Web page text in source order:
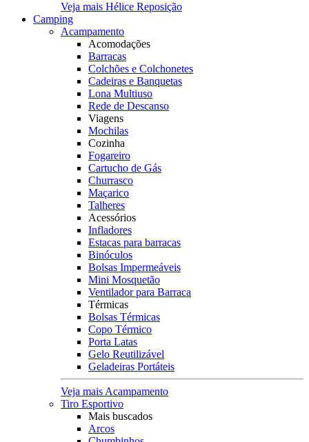
Veja mais Hélice Reposição
Camping
Acampamento
Acomodações
Barracas
Colchões e Colchonetes
Cadeiras e Banquetas
Lona Multiuso
Rede de Descanso
Viagens
Mochilas
Cozinha
Fogareiro
Cartucho de Gás
Churrasco
Maçarico
Talheres
Acessórios
Infladores
Estacas para barracas
Binóculos
Bolsas Impermeáveis
Mini Mosquetão
Ventilador para Barraca
Térmicas
Bolsas Térmicas
Copo Térmico
Porta Latas
Gelo Reutilizável
Geladeiras Portáteis
Veja mais Acampamento
Tiro Esportivo
Mais buscados
Arcos